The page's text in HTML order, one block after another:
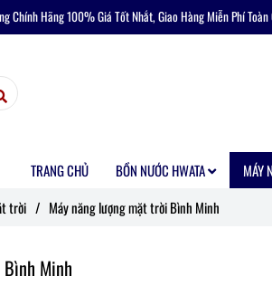
Chính Hãng 100% Giá Tốt Nhắt, Giao Hàng Miễn Phí Toàn
TRANG CHỦ BỒN NƯỚC HWATA MÁY
trời / Máy năng lượng mặt trời Bình Minh
Minh